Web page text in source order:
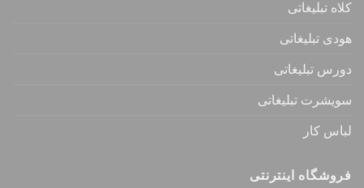
کلاه تبلیغاتی
هودی تبلیغاتی
دورس تبلیغاتی
سویشرت تبلیغاتی
لباس کار
فروشگاه اینترنتی